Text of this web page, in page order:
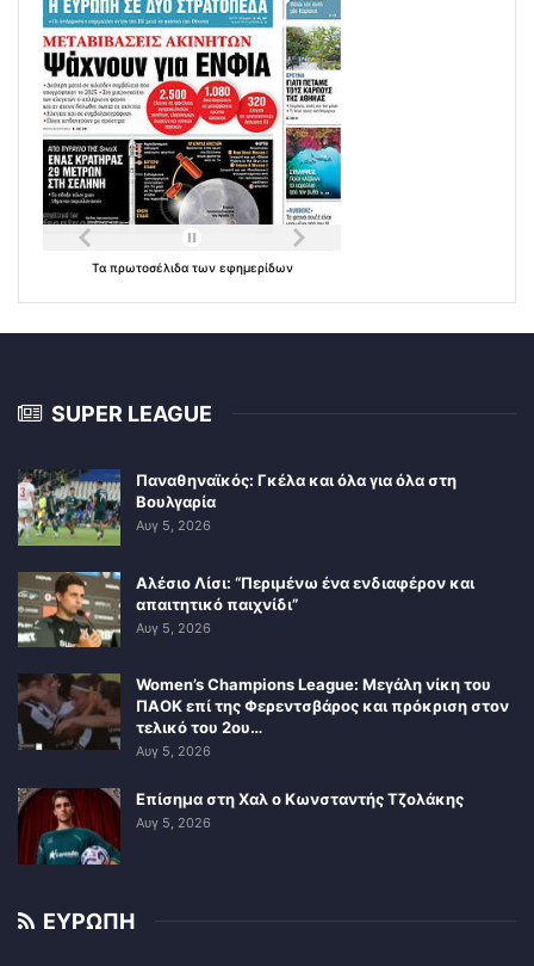
Τα πρωτοσέλιδα των εφημερίδων
SUPER LEAGUE
Παναθηναϊκός: Γκέλα και όλα για όλα στη
Βουλγαρία
Αυγ 5, 2026
Αλέσιο Λίσι: “Περιμένω ένα ενδιαφέρον και
απαιτητικό παιχνίδι”
Αυγ 5, 2026
Women’s Champions League: Μεγάλη νίκη του
ΠΑΟΚ επί της Φερεντσβάρος και πρόκριση στον
τελικό του 2ου…
Αυγ 5, 2026
Επίσημα στη Χαλ ο Κωνσταντής Τζολάκης
Αυγ 5, 2026
ΕΥΡΩΠΗ